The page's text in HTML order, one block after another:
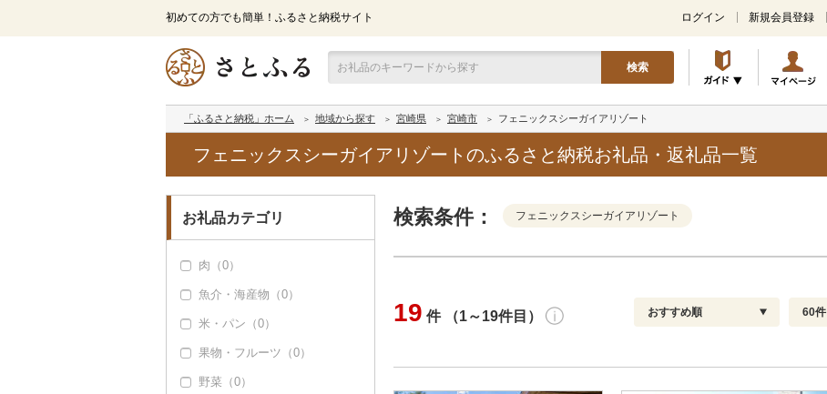
初めての方でも簡単！ふるさと納税サイト ログイン 新規会員登録
検索
「ふるさと納税」ホーム 地域から探す 宮崎県 宮崎市 フェニックスシーガイアリゾート
フェニックスシーガイアリゾートのふるさと納税お礼品・返礼品一覧
お礼品カテゴリ
肉（0）
魚介・海産物（0）
米・パン（0）
果物・フルーツ（0）
野菜（0）
検索条件： フェニックスシーガイアリゾート
寄付金額 解除 発送種別 解除
19 件 （1～19件目） おすすめ順 60件